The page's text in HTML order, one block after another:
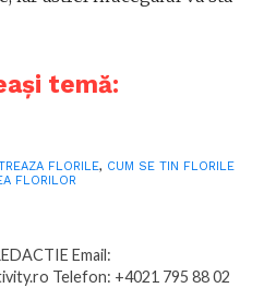
temă:
FLORILE, CUM SE TIN FLORILE
FLORILOR
Email:
Telefon: +4021 795 88 02